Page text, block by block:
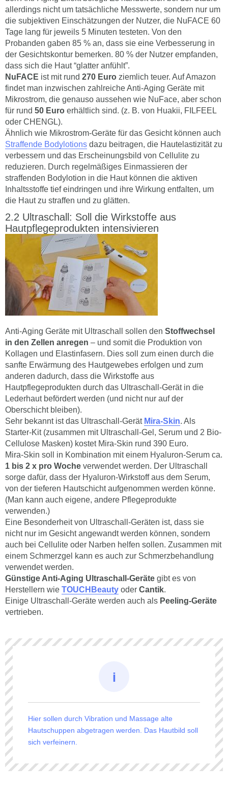
allerdings nicht um tatsächliche Messwerte, sondern nur um
die subjektiven Einschätzungen der Nutzer, die NuFACE 60
Tage lang für jeweils 5 Minuten testeten. Von den
Probanden gaben 85 % an, dass sie eine Verbesserung in
der Gesichtskontur bemerken. 80 % der Nutzer empfanden,
dass sich die Haut “glatter anfühlt”.
NuFACE ist mit rund 270 Euro ziemlich teuer. Auf Amazon
findet man inzwischen zahlreiche Anti-Aging Geräte mit
Mikrostrom, die genauso aussehen wie NuFace, aber schon
für rund 50 Euro erhältlich sind. (z. B. von Huakii, FILFEEL
oder CHENGL).
Ähnlich wie Mikrostrom-Geräte für das Gesicht können auch
Straffende Bodylotions dazu beitragen, die Hautelastizität zu
verbessern und das Erscheinungsbild von Cellulite zu
reduzieren. Durch regelmäßiges Einmassieren der
straffenden Bodylotion in die Haut können die aktiven
Inhaltsstoffe tief eindringen und ihre Wirkung entfalten, um
die Haut zu straffen und zu glätten.
Ultraschall: Soll die Wirkstoffe aus
Hautpflegeprodukten intensivieren
Anti-Aging Geräte mit Ultraschall sollen den Stoffwechsel
in den Zellen anregen – und somit die Produktion von
Kollagen und Elastinfasern. Dies soll zum einen durch die
sanfte Erwärmung des Hautgewebes erfolgen und zum
anderen dadurch, dass die Wirkstoffe aus
Hautpflegeprodukten durch das Ultraschall-Gerät in die
Lederhaut befördert werden (und nicht nur auf der
Oberschicht bleiben).
Sehr bekannt ist das Ultraschall-Gerät Mira-Skin. Als
Starter-Kit (zusammen mit Ultraschall-Gel, Serum und 2 Bio-
Cellulose Masken) kostet Mira-Skin rund 390 Euro.
Mira-Skin soll in Kombination mit einem Hyaluron-Serum ca.
1 bis 2 x pro Woche verwendet werden. Der Ultraschall
sorge dafür, dass der Hyaluron-Wirkstoff aus dem Serum,
von der tieferen Hautschicht aufgenommen werden könne.
(Man kann auch eigene, andere Pflegeprodukte
verwenden.)
Eine Besonderheit von Ultraschall-Geräten ist, dass sie
nicht nur im Gesicht angewandt werden können, sondern
auch bei Cellulite oder Narben helfen sollen. Zusammen mit
einem Schmerzgel kann es auch zur Schmerzbehandlung
verwendet werden.
Günstige Anti-Aging Ultraschall-Geräte gibt es von
Herstellern wie TOUCHBeauty oder Cantik.
Einige Ultraschall-Geräte werden auch als Peeling-Geräte
vertrieben.
Hier sollen durch Vibration und Massage alte
Hautschuppen abgetragen werden. Das Hautbild soll
sich verfeinern.